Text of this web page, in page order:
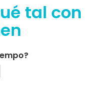
tal con